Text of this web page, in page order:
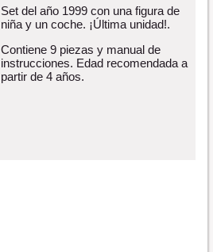
Set del año 1999 con una figura de
niña y un coche. ¡Última unidad!.
Contiene 9 piezas y manual de
instrucciones. Edad recomendada a
partir de 4 años.